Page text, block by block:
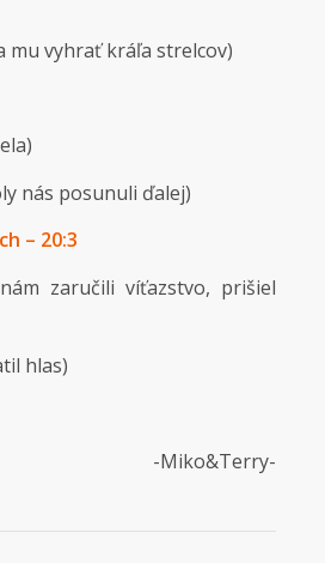
mu vyhrať kráľa strelcov)
nás posunuli ďalej)
– 20:3
zaručili víťazstvo, prišiel
hlas)
-Miko&Terry-